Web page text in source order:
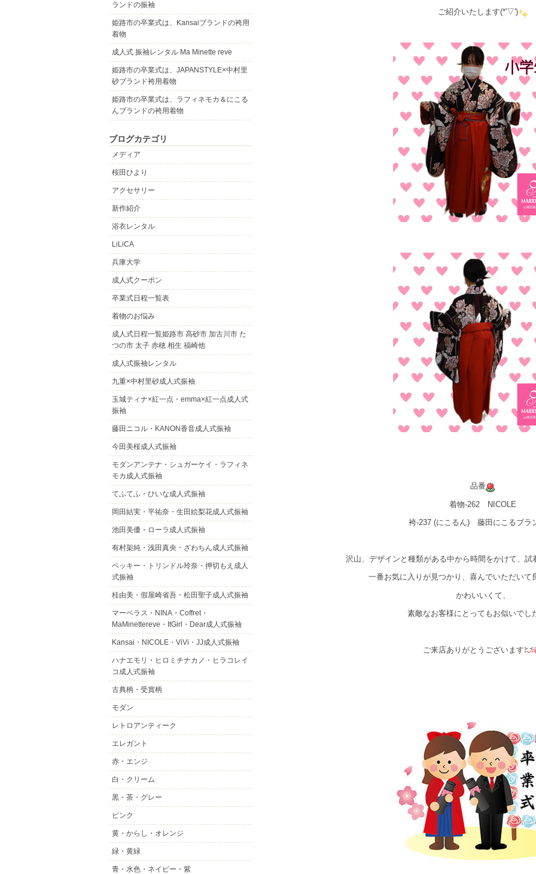
ご紹介いたします(*'▽')
品番
着物-262 NICOLE
袴-237 (にこるん) 藤田にこるブラ
沢山、デザインと種類がある中から時間をかけて、試
一番お気に入りが見つかり、喜んでいただいて
かわいいくて、
素敵なお客様にとってもお似いでし
ご来店ありがとうございます
ランドの振袖
姫路市の卒業式は、Kansaiブランドの袴用
着物
成人式 振袖レンタル Ma Minette reve
姫路市の卒業式は、JAPANSTYLE×中村里
砂ブランド袴用着物
姫路市の卒業式は、ラフィネモカ＆にこる
んブランドの袴用着物
ブログカテゴリ
メディア
桜田ひより
アクセサリー
新作紹介
浴衣レンタル
LiLiCA
兵庫大学
成人式クーポン
卒業式日程一覧表
着物のお悩み
成人式日程一覧姫路市 高砂市 加古川市 た
つの市 太子 赤穂 相生 福崎他
成人式振袖レンタル
九重×中村里砂成人式振袖
玉城ティナ×紅一点・emma×紅一点成人式
振袖
藤田ニコル・KANON香音成人式振袖
今田美桜成人式振袖
モダンアンテナ・シュガーケイ・ラフィネ
モカ成人式振袖
てふてふ・ひいな成人式振袖
岡田結実・平祐奈・生田絵梨花成人式振袖
池田美優・ローラ成人式振袖
有村架純・浅田真央・ざわちん成人式振袖
ベッキー・トリンドル玲奈・押切もえ成人
式振袖
桂由美・假屋崎省吾・松田聖子成人式振袖
マーベラス・NINA・Coffret・
MaMinettereve・ItGirl・Dear成人式振袖
Kansai・NICOLE・ViVi・JJ成人式振袖
ハナエモリ・ヒロミチナカノ・ヒラコレイ
コ成人式振袖
古典柄・受賞柄
モダン
レトロアンティーク
エレガント
赤・エンジ
白・クリーム
黒・茶・グレー
ピンク
黄・からし・オレンジ
緑・黄緑
青・水色・ネイビー・紫